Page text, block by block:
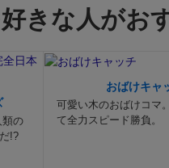
きな人がお
類の
!?
おばけキャ
可愛い木のおばけコマ
て全力スピード勝負。